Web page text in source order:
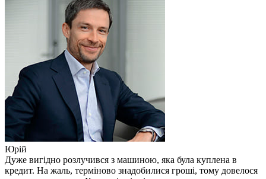
Юрій
Дуже вигідно розлучився з машиною, яка була куплена в
кредит. На жаль, терміново знадобилися гроші, тому довелося